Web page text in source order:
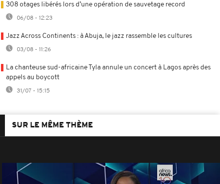
308 otages libérés lors d’une opération de sauvetage record
06/08 - 12:23
Jazz Across Continents : à Abuja, le jazz rassemble les cultures
03/08 - 11:26
La chanteuse sud-africaine Tyla annule un concert à Lagos après des
appels au boycott
31/07 - 15:15
SUR LE MÊME THÈME